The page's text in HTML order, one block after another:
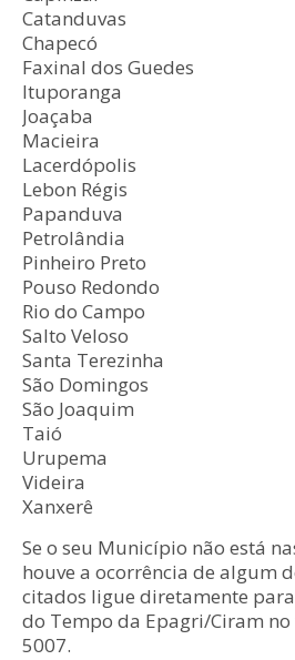
Catanduvas
Chapecó
Faxinal dos Guedes
Ituporanga
Joaçaba
Macieira
Lacerdópolis
Lebon Régis
Papanduva
Petrolândia
Pinheiro Preto
Pouso Redondo
Rio do Campo
Salto Veloso
Santa Terezinha
São Domingos
São Joaquim
Taió
Urupema
Videira
Xanxerê
Se o seu Município não está
houve a ocorrência de algum
citados ligue diretamente
do Tempo da Epagri/Ciram no
5007.